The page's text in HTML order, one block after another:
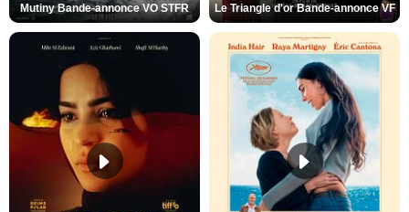
Mutiny Bande-annonce VO STFR Le Triangle d'or Bande-annonce VF